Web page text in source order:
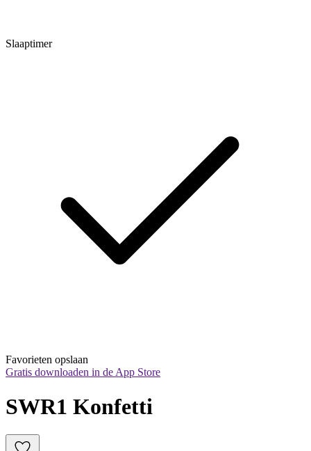
Slaaptimer
Favorieten opslaan
Gratis downloaden in de App Store
SWR1 Konfetti